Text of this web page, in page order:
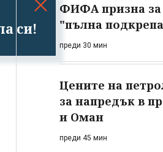
си!
ФИФА призна за
"пълна
преди 30 мин
Цените на
за напредък в
и Оман
преди 45 мин